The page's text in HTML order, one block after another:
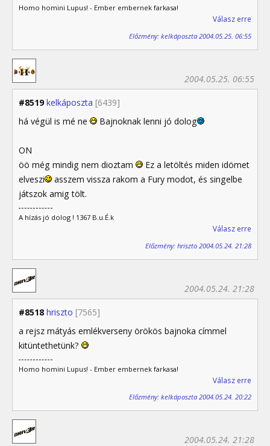
Homo homini Lupus! - Ember embernek farkasa!
Válasz erre
Előzmény: kelkáposzta 2004.05.25. 06:55
#8519 kelkáposzta [6439]
2004.05.25. 06:55
há végül is mé ne Bajnoknak lenni jó dolog
ON
öö még mindig nem dioztam
Ez a letöltés miden idömet
elveszi
asszem vissza rakom a Fury modot, és singelbe
játszok amig tölt.
A hízás jó dolog ! 1367 B.u.É.k
Válasz erre
Előzmény: hriszto 2004.05.24. 21:28
#8518 hriszto [7565]
2004.05.24. 21:28
a rejsz mátyás emlékverseny örökös bajnoka címmel
kitüntethetünk?
Homo homini Lupus! - Ember embernek farkasa!
Válasz erre
Előzmény: kelkáposzta 2004.05.24. 20:22
2004.05.24. 21:28